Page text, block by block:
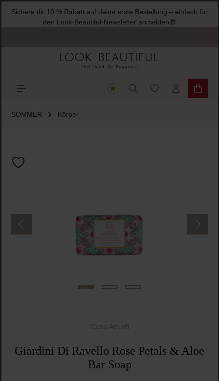
springen
Sichere dir 10 % Rabatt auf deine erste Bestellung – einfach für
den Look-Beautiful-Newsletter anmelden🎁
Du hast 0
SOMMER Körper
Casa Amalfi
Giardini Di Ravello Rose Petals & Aloe
Bar Soap